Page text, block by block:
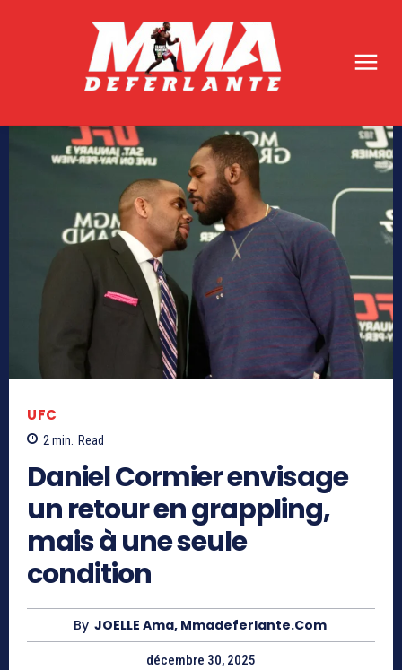
UFC
2 min. Read
Daniel Cormier envisage
un retour en grappling,
mais à une seule
condition
By JOELLE Ama, Mmadeferlante.com
décembre 30, 2025